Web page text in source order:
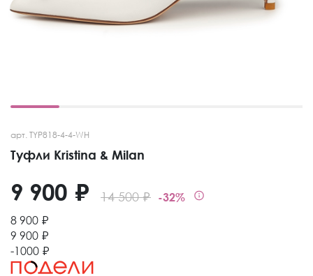
арт. TYP818-4-4-WH
Туфли Kristina & Milan
14 500 ₽ -32%
9 900 ₽
8 900 ₽
9 900 ₽
-1000 ₽